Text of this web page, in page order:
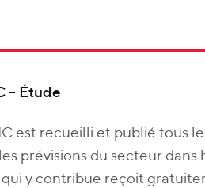
– Étude
est recueilli et publié tous
prévisions du secteur dans
y contribue reçoit